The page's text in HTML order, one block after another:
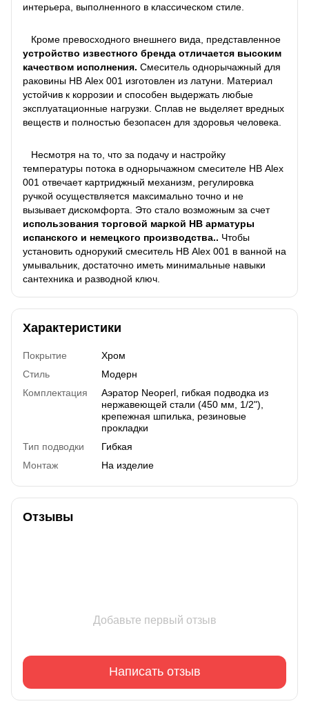
интерьера, выполненного в классическом стиле.
Кроме превосходного внешнего вида, представленное
устройство известного бренда отличается высоким
качеством исполнения. Смеситель однорычажный для
раковины HВ Alex 001 изготовлен из латуни. Материал
устойчив к коррозии и способен выдержать любые
эксплуатационные нагрузки. Сплав не выделяет вредных
веществ и полностью безопасен для здоровья человека.
Несмотря на то, что за подачу и настройку
температуры потока в однорычажном смесителе HВ Alex
001 отвечает картриджный механизм, регулировка
ручкой осуществляется максимально точно и не
вызывает дискомфорта. Это стало возможным за счет
использования торговой маркой HВ арматуры
испанского и немецкого производства.. Чтобы
установить однорукий смеситель HВ Alex 001 в ванной на
умывальник, достаточно иметь минимальные навыки
сантехника и разводной ключ.
Характеристики
Покрытие
Хром
Стиль
Модерн
Комплектация
Аэратор Neoperl, гибкая подводка из
нержавеющей стали (450 мм, 1/2"),
крепежная шпилька, резиновые
прокладки
Тип подводки
Гибкая
Монтаж
На изделие
Отзывы
Добавьте первый отзыв
Написать отзыв